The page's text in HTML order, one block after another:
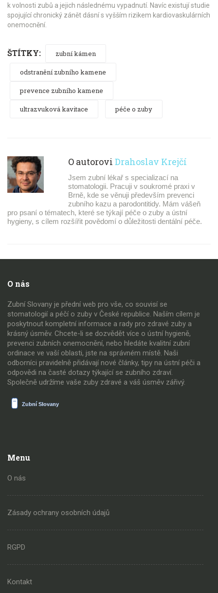
k volnosti zubů a jejich následnému vypadnutí. Navíc existují studie
spojující chronický zánět dásní s vyšším rizikem kardiovaskulárních
onemocnění.
ŠTÍTKY: zubní kámen
odstranění zubního kamene
prevence zubního kamene
ultrazvuková kavitace péče o zuby
O autorovi Drahoslav Krejčí
Jsem zubní lékař s specializací na
stomatologii. Pracuji v soukromé praxi v
Brně, kde se věnuji především prevenci
zubního kazu a parodontitidy. Mám vášeň
pro psaní o tématech, které se týkají péče o zuby a ústní
hygieny, s cílem rozšířit povědomí o důležitosti dentální péče.
O nás
Zubní Slovany je přední web pro vše, co souvisí se
stomatologií a péčí o zuby v České republice. Naším cílem je
poskytnout kompletní informace a rady pro zdravé zuby a
krásný úsměv. Chcete-li se dozvědět více o ústní hygieně,
prevenci zubních onemocnění, nebo hledáte kvalitní zubní
ordinace ve vaší oblasti, jste na správném místě. Naši
odborníci pravidelně přidávají nové články, tipy na ústní péči a
odpovědi na časté dotazy týkající se zubního zdraví.
Společně udržíme vaše zuby zdravé a váš úsměv zářivý.
Menu
O nás
Zásady ochrany osobních údajů
RGPD
Kontakt